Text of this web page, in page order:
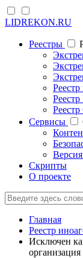
LIDREKON.RU
Реестры
Реестр
Cервисы
Скрипты
О проекте
Главная
Реестр
Исключен